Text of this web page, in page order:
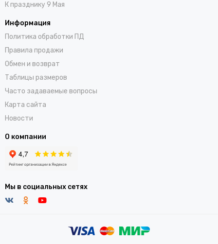
К празднику 9 Мая
Информация
Политика обработки ПД
Правила продажи
Обмен и возврат
Таблицы размеров
Часто задаваемые вопросы
Карта сайта
Новости
О компании
Мы в социальных сетях